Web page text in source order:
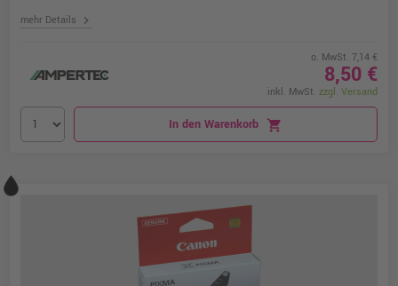
mehr Details chevron_right
o. MwSt. 7,14 €
8,50 €
inkl. MwSt. zzgl. Versand
In den Warenkorb shopping_cart